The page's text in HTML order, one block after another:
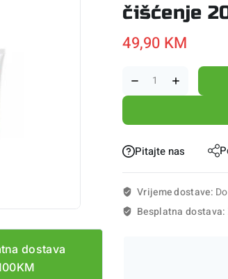
dostava
čišćenje
49,90 KM
Pitajte nas
Vrijeme dostave:
Besplatna dostava: